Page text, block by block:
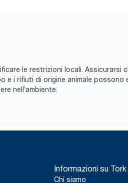
le restrizioni locali.
e i rifiuti di origine animale possono
nell’ambiente.
Informazioni su Tork
Chi siamo